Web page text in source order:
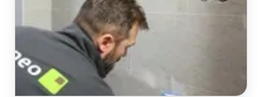
Stuccatura di piastrelle viniliche